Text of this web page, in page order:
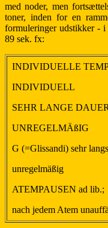
med noder, men
toner, inden for en
formuleringer udstikker -
89 sek. fx:
INDIVIDUELLE
INDIVIDUELL
SEHR LANGE
UNREGELMÄßIG
G (=Glissandi) sehr
unregelmäßig
ATEMPAUSEN ad lib.;
nach jedem Atem